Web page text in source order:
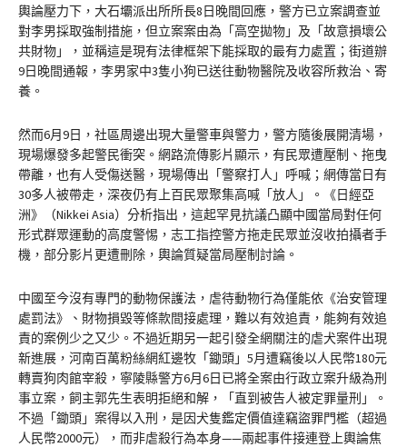
輿論壓力下，大石壩派出所所長8日晚間回應，警方已立案調查並
對李男採取強制措施，但立案案由為「高空拋物」及「故意損壞公
共財物」，並稱這是現有法律框架下能採取的最有力處置；街道辦
9日晚間通報，李男家中3隻小狗已送往動物醫院及收容所救治、寄
養。
然而6月9日，社區周邊出現大量警車與警力，警方隨後展開清場，
現場爆發多起警民衝突。網路流傳影片顯示，有民眾遭壓制、拖曳
帶離，也有人受傷送醫，現場傳出「警察打人」呼喊；網傳當日有
30多人被帶走，深夜仍有上百民眾聚集高喊「放人」。《日經亞
洲》（Nikkei Asia）分析指出，這起罕見抗議凸顯中國當局對任何
形式群眾運動的高度警惕，志工指控警方拖走民眾並沒收拍攝者手
機，部分影片更遭刪除，輿論質疑當局壓制討論。
中國至今沒有專門的動物保護法，虐待動物行為僅能依《治安管理
處罰法》、財物損毀等條款間接處理，難以有效追責，能夠有效追
責的案例少之又少。不過近期另一起引發全網關注的虐犬案件出現
新進展，河南百萬粉絲網紅邊牧「鋤頭」5月遭竊後以人民幣180元
轉賣狗肉館宰殺，寧陵縣警方6月6日已將全案由行政立案升級為刑
事立案，飼主郭先生表明拒絕和解，「直到被告人被定罪量刑」。
不過「鋤頭」案得以入刑，是因犬隻鑑定價值達竊盜罪門檻（超過
人民幣2000元），而非虐殺行為本身——兩起事件接連登上輿論焦